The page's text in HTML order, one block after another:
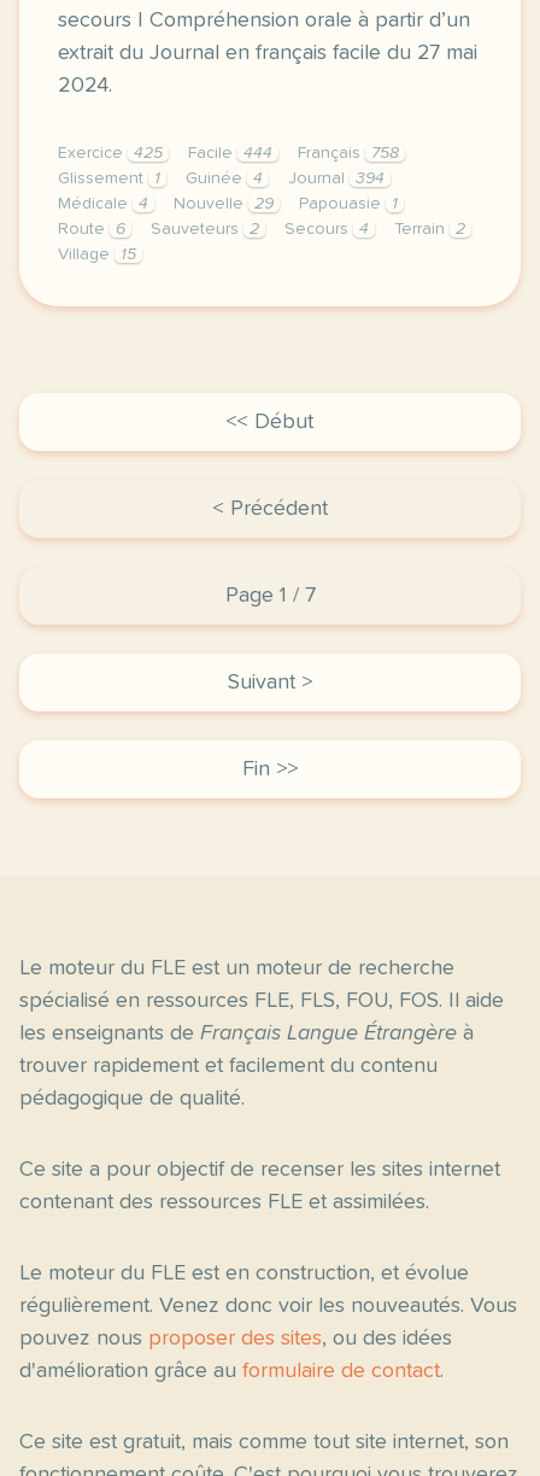
secours | Compréhension orale à partir d’un
extrait du Journal en français facile du 27 mai
2024.
Exercice 425 Facile 444 Français
758
Glissement
1 Guinée 4 Journal
394
Médicale
4 Nouvelle 29 Papouasie
1
Route
6 Sauveteurs 2 Secours 4 Terrain
2
Village
15
exercice b1 drame en papouasie nouvelle
<< Début
< Précédent
Page 1 / 7
Suivant >
Fin >>
Le moteur du FLE est un moteur de recherche
spécialisé en ressources FLE, FLS, FOU, FOS. Il aide
les enseignants de Français Langue Étrangère à
trouver rapidement et facilement du contenu
pédagogique de qualité.
Ce site a pour objectif de recenser les sites internet
contenant des ressources FLE et assimilées.
Le moteur du FLE est en construction, et évolue
régulièrement. Venez donc voir les nouveautés. Vous
pouvez nous proposer des sites, ou des idées
d'amélioration grâce au formulaire de contact.
Ce site est gratuit, mais comme tout site internet, son